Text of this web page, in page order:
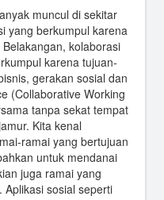
muncul di sekitar
yang berkumpul karena
Belakangan, kolaborasi
karena tujuan-
gerakan sosial dan
(Collaborative Working
tanpa sekat tempat
Kita kenal
ramai yang bertujuan
untuk mendanai
juga ramai yang
Aplikasi sosial seperti